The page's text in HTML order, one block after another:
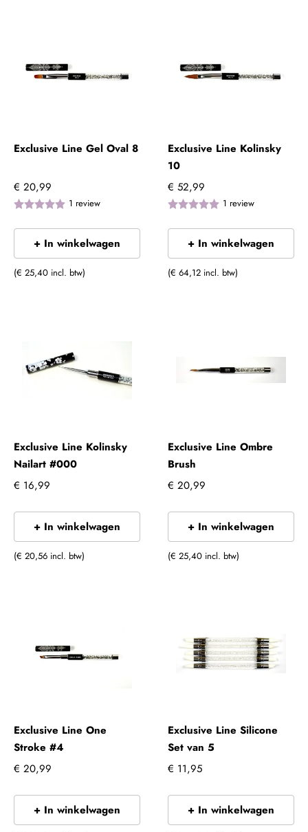
Exclusive Line Gel Oval 8
€ 20,99
1 review
+ In winkelwagen
(€ 25,40 incl. btw)
Exclusive Line Kolinsky
10
€ 52,99
1 review
+ In winkelwagen
(€ 64,12 incl. btw)
Exclusive Line Kolinsky
Nailart #000
€ 16,99
+ In winkelwagen
(€ 20,56 incl. btw)
Exclusive Line Ombre
Brush
€ 20,99
+ In winkelwagen
(€ 25,40 incl. btw)
Exclusive Line One
Stroke #4
€ 20,99
+ In winkelwagen
Exclusive Line Silicone
Set van 5
€ 11,95
+ In winkelwagen